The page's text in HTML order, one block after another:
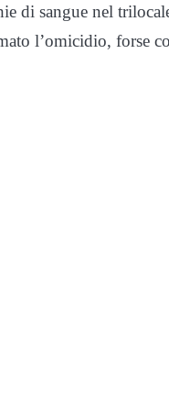
di sangue nel
l’omicidio, forse